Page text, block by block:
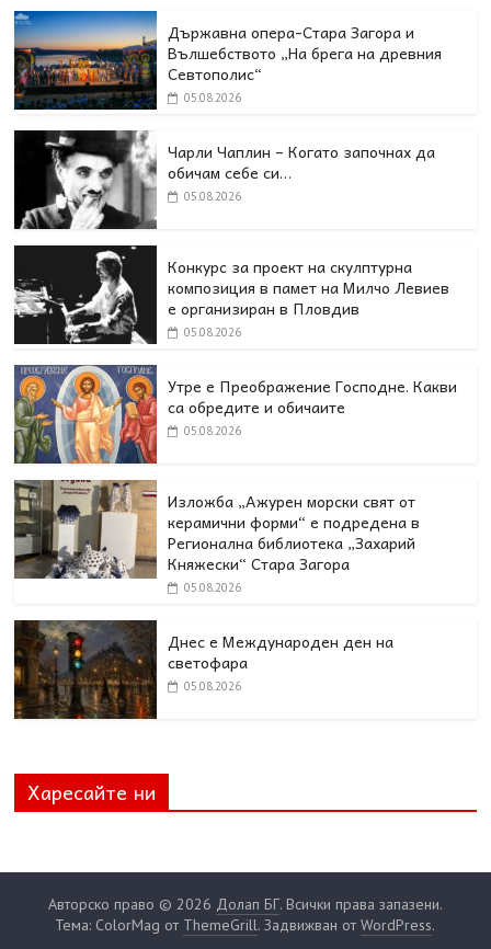
Държавна опера-Стара Загора и
Вълшебството „На брега на древния
Севтополис“
05.08.2026
Чарли Чаплин – Когато започнах да
обичам себе си…
05.08.2026
Конкурс за проект на скулптурна
композиция в памет на Милчо Левиев
е организиран в Пловдив
05.08.2026
Утре е Преображение Господне. Какви
са обредите и обичаите
05.08.2026
Изложба „Ажурен морски свят от
керамични форми“ е подредена в
Регионална библиотека „Захарий
Княжески“ Стара Загора
05.08.2026
Днес e Международен ден на
светофара
05.08.2026
Харесайте ни
Авторско право © 2026 Долап БГ. Всички права запазени.
Тема: ColorMag от ThemeGrill. Задвижван отWordPress.